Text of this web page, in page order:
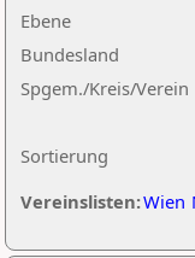
Ebene
Sortierung
Bundesland
Spgem./Kreis/Verein
Vereinslisten:Wien